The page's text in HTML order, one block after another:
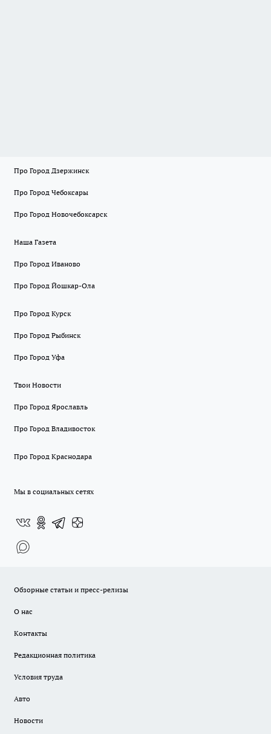
Про Город Дзержинск
Про Город Чебоксары
Про Город Новочебоксарск
Наша Газета
Про Город Иваново
Про Город Йошкар-Ола
Про Город Курск
Про Город Рыбинск
Про Город Уфа
Твои Новости
Про Город Ярославль
Про Город Владивосток
Про Город Краснодара
Мы в социальных сетях
Обзорные статьи и пресс-релизы
О нас
Контакты
Редакционная политика
Условия труда
Авто
Новости